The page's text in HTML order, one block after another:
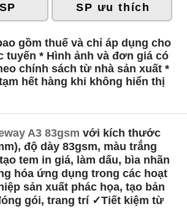
SP ưu thích
gồm thuế và chỉ áp dụng cho
tuyến * Hình ảnh và đơn giá có
chính sách từ nhà sản xuất *
hết hàng khi không hiển thị
A3 83gsm với kích thước
độ dày 83gsm, màu trắng
tem in giá, làm dấu, bìa nhãn
hóa ứng dụng trong các hoạt
sản xuất phác họa, tạo bản
gói, trang trí ✓Tiết kiệm từ